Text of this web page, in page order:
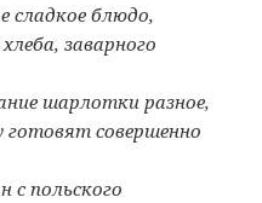
блюдо,
заварного
шарлотки разное,
совершенно
польского